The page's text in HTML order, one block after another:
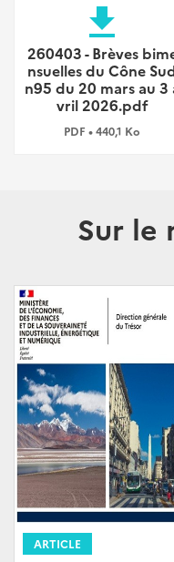
file_download
260403 - Brèves
nsuelles du Cône
n95 du 20 mars au 3
vril 2026.pdf
PDF • 440,1 Ko
Sur le
ARTICLE